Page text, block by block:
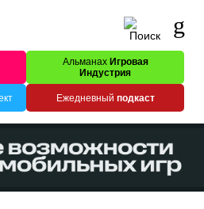
Альманах Игровая
Индустрия
Ежедневный подкаст